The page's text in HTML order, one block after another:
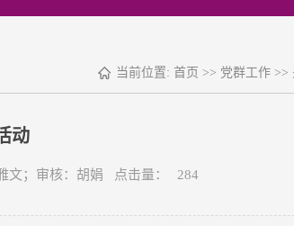
当前位置: 首页 >> 党群工作 >>
动
；审核：胡娟 点击量： 284